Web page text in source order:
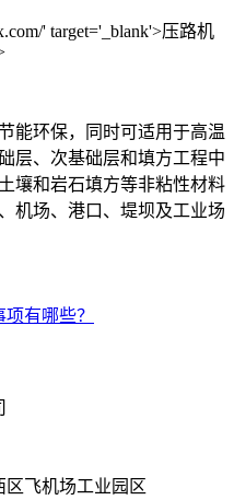
能环保，同时可适用于高温
层、次基础层和填方工程中
壤和岩石填方等非粘性材料
机场、港口、堤坝及工业场
有哪些？
飞机场工业园区